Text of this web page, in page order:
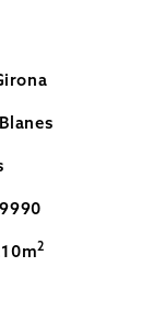
Blanes
2